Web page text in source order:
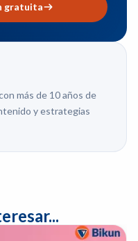
gratuita
más de 10 años de
y estrategias